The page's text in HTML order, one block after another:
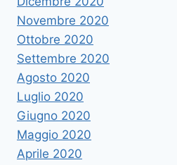
Novembre 2020
Ottobre 2020
Settembre 2020
Agosto 2020
Luglio 2020
Giugno 2020
Maggio 2020
Aprile 2020